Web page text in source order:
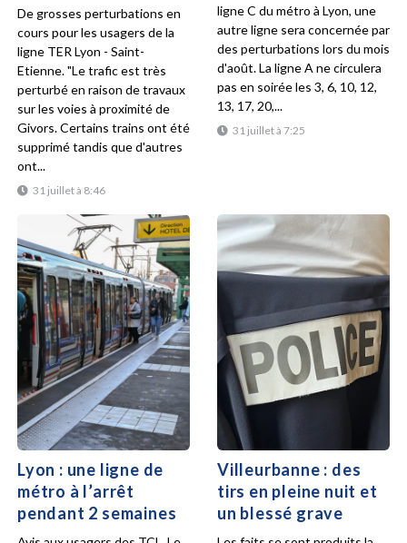
31 juillet à 8:46
De grosses perturbations en
cours pour les usagers de la
ligne TER Lyon - Saint-
Etienne. "Le trafic est très
perturbé en raison de travaux
sur les voies à proximité de
Givors. Certains trains ont été
supprimé tandis que d'autres
ont...
31 juillet à 7:25
ligne C du métro à Lyon, une
autre ligne sera concernée par
des perturbations lors du mois
d'août. La ligne A ne circulera
pas en soirée les 3, 6, 10, 12,
13, 17, 20,...
Lyon : une ligne de
métro à l’arrêt
pendant 2 semaines
Villeurbanne : des
tirs en pleine nuit et
un blessé grave